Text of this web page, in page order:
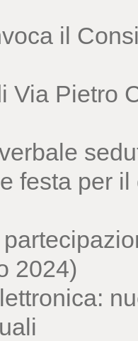
il
Via Pietro
festa per
2024)